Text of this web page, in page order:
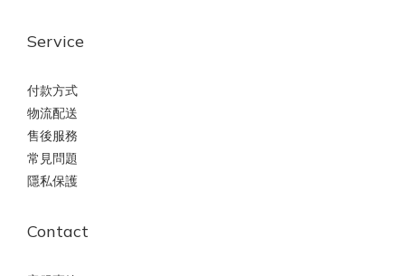
Service
付款方式
物流配送
售後服務
常見問題
隱私保護
Contact